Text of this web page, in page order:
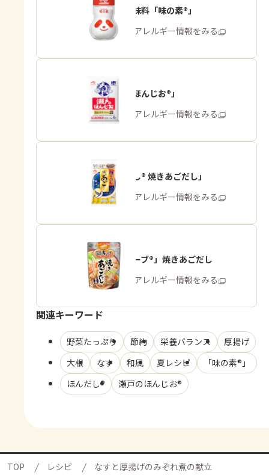
うま味調味料「味の素®」
商品・アレルギー情報をみる
「瀬戸のほんじお®」
商品・アレルギー情報をみる
「ほんだし® 焼きあごだし」
商品・アレルギー情報をみる
「鍋キューブ®」焼きあごだし
商品・アレルギー情報をみる
関連キーワード
野菜たっぷり 節約 栄養バランス
厚揚げ
大根
なす 和風 夏レシピ
「味の素®」
ほんだし®
瀬戸のほんじお®
TOP レシピ なすと厚揚げのみぞれ煮の献立